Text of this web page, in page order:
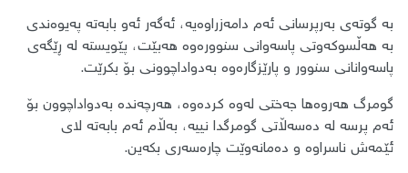
بە گوتەی بەرپرسانی ئەم دامەزراوەیە، ئەگەر ئەو بابەتە پەیوەندی
بە هەڵسوکەوتی پاسەوانی سنوورەوە هەبێت، پێویستە لە ڕێگەی
پاسەوانانی سنوور و پارێزگارەوە بەدواداچوونی بۆ بکرێت.
گومرگ هەروەها جەختی لەوە کردەوە، هەرچەندە بەدواداچوون بۆ
ئەم پرسە لە دەسەڵاتی گومرگدا نییە، بەڵام ئەم بابەتە لای
ئێمەش ناسراوە و دەمانەوێت چارەسەری بکەین.